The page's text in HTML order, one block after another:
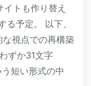
トも作り替え
予定。 以下、
視点での再構築
ずか31文字
短い形式の中